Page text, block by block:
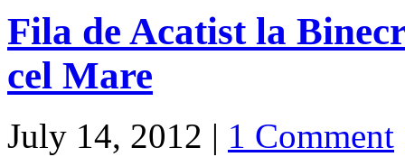
Fila de Acatist la
cel Mare
July 14, 2012 | 1 Comment